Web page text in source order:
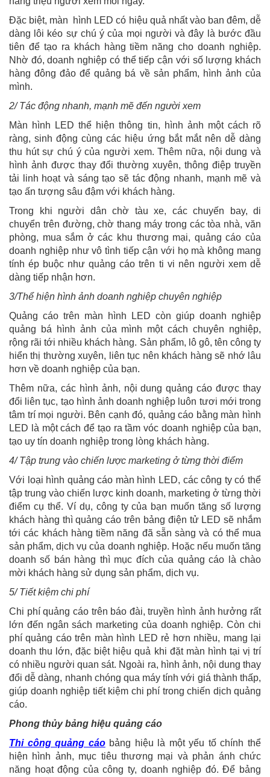
Đặc biệt, màn hình LED có hiệu quả nhất vào ban đêm, dễ
dàng lôi kéo sự chú ý của mọi người và đây là bước đầu
tiên để tạo ra khách hàng tiềm năng cho doanh nghiệp.
Nhờ đó, doanh nghiệp có thể tiếp cận với số lượng khách
hàng đông đảo để quảng bá về sản phẩm, hình ảnh của
mình.
2/ Tác động nhanh, mạnh mẽ đến người xem
Màn hình LED thể hiện thông tin, hình ảnh một cách rõ
ràng, sinh động cùng các hiệu ứng bắt mắt nên dễ dàng
thu hút sự chú ý của người xem. Thêm nữa, nội dung và
hình ảnh được thay đổi thường xuyên, thông điệp truyền
tải linh hoạt và sáng tạo sẽ tác động nhanh, mạnh mẽ và
tạo ấn tượng sâu đậm với khách hàng.
Trong khi người dân chờ tàu xe, các chuyến bay, di
chuyển trên đường, chờ thang máy trong các tòa nhà, văn
phòng, mua sắm ở các khu thương mại, quảng cáo của
doanh nghiệp như vô tình tiếp cận với họ mà không mang
tính ép buộc như quảng cáo trên ti vi nên người xem dễ
dàng tiếp nhận hơn.
3/Thể hiện hình ảnh doanh nghiệp chuyên nghiệp
Quảng cáo trên màn hình LED còn giúp doanh nghiệp
quảng bá hình ảnh của mình một cách chuyên nghiệp,
rộng rãi tới nhiều khách hàng. Sản phẩm, lô gô, tên công ty
hiển thị thường xuyên, liên tục nên khách hàng sẽ nhớ lâu
hơn về doanh nghiệp của bạn.
Thêm nữa, các hình ảnh, nội dung quảng cáo được thay
đổi liên tục, tạo hình ảnh doanh nghiệp luôn tươi mới trong
tâm trí mọi người. Bên cạnh đó, quảng cáo bằng màn hình
LED là một cách để tạo ra tầm vóc doanh nghiệp của bạn,
tạo uy tín doanh nghiệp trong lòng khách hàng.
4/ Tập trung vào chiến lược marketing ở từng thời điểm
Với loại hình quảng cáo màn hình LED, các công ty có thể
tập trung vào chiến lược kinh doanh, marketing ở từng thời
điểm cụ thể. Ví dụ, công ty của bạn muốn tăng số lượng
khách hàng thì quảng cáo trên bảng điện tử LED sẽ nhắm
tới các khách hàng tiềm năng đã sẵn sàng và có thể mua
sản phẩm, dịch vụ của doanh nghiệp. Hoặc nếu muốn tăng
doanh số bán hàng thì mục đích của quảng cáo là chào
mời khách hàng sử dụng sản phẩm, dịch vụ.
5/ Tiết kiệm chi phí
Chi phí quảng cáo trên báo đài, truyền hình ảnh hưởng rất
lớn đến ngân sách marketing của doanh nghiệp. Còn chi
phí quảng cáo trên màn hình LED rẻ hơn nhiều, mang lại
doanh thu lớn, đặc biệt hiệu quả khi đặt màn hình tại vị trí
có nhiều người quan sát. Ngoài ra, hình ảnh, nội dung thay
đổi dễ dàng, nhanh chóng qua máy tính với giá thành thấp,
giúp doanh nghiệp tiết kiệm chi phí trong chiến dịch quảng
cáo.
Phong thủy bảng hiệu quảng cáo
Thi công quảng cáobảng hiệu là một yếu tố chính thể
hiện hình ảnh, mục tiêu thương mại và phản ánh chức
năng hoạt động của công ty, doanh nghiệp đó. Để bảng